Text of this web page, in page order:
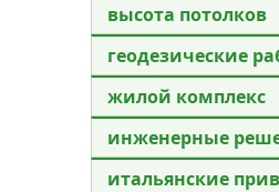
высота потолков
геодезические
жилой комплекс
инженерные
итальянские